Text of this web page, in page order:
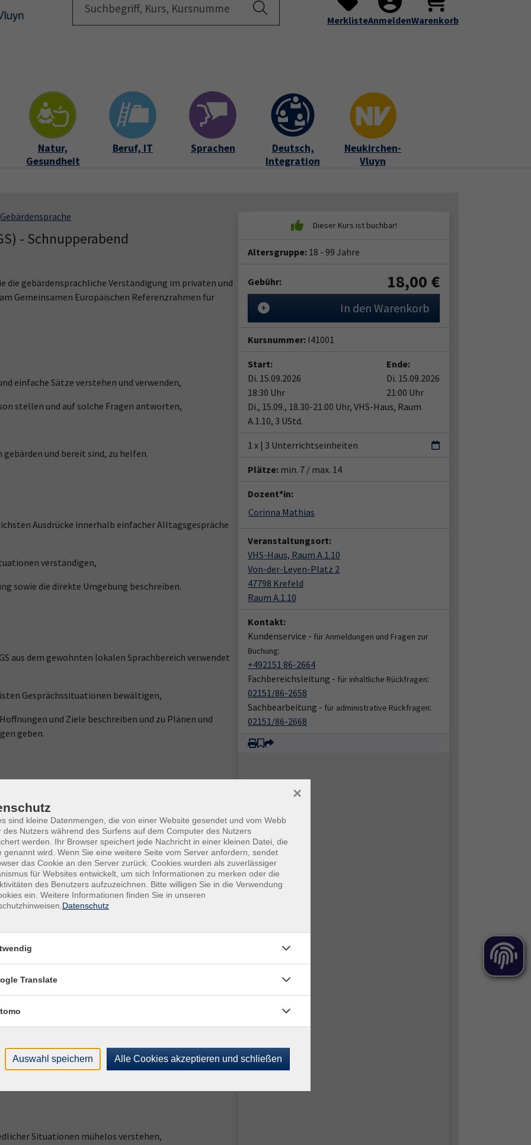
Startseite Submenu for "Programm"
Über uns Submenu for "Über uns"
Service Submenu for
MerklisteAnmeldenWarenkorb
Natur,
Gesundheit
Beruf, IT Sprachen
Deutsch,
Integration
Neukirchen-
Vluyn
Gebärdensprache
- Schnupperabend
die gebärdensprachliche Verständigung im privaten und
Gemeinsamen Europäischen Referenzrahmen für
einfache Sätze verstehen und verwenden,
stellen und auf solche Fragen antworten,
und bereit sind, zu helfen.
Ausdrücke innerhalb einfacher Alltagsgespräche
verständigen,
sowie die direkte Umgebung beschreiben.
aus dem gewohnten lokalen Sprachbereich verwendet
Gesprächssituationen bewältigen,
und Ziele beschreiben und zu Plänen und
geben.
Themen sowie Fachdiskussionen im eigenen
ein normales Gespräch mit MuttersprachlerInnen
und detailliert
eigenen Standpunkt erläutern.
längerer Texte verstehen und Bedeutungen erfassen,
erkennbar nach Gebärden suchen zu müssen - im
Sachverhalten äußern und Inhalte entsprechend
Situationen mühelos verstehen,
Altersgruppe: 18 - 99 Jahre
Gebühr: 18,00 €
In den Warenkorb
Kursnummer: I41001
Start:
Di. 15.09.2026
18:30 Uhr
Ende:
Di. 15.09.2026
21:00 Uhr
Di., 15.09., 18.30-21.00 Uhr, VHS-Haus, Raum
A.1.10, 3 UStd.
1 x | 3 Unterrichtseinheiten
Plätze: min. 7 / max. 14
Dozent*in:
Corinna Mathias
Veranstaltungsort:
VHS-Haus, Raum A.1.10
Von-der-Leyen-Platz 2
47798 Krefeld
Raum A.1.10
Kontakt:
Kundenservice - für Anmeldungen und Fragen zur
Buchung:
+492151 86-2664
Fachbereichsleitung - für inhaltliche Rückfragen:
02151/86-2658
Sachbearbeitung - für administrative Rückfragen:
02151/86-2668
sind kleine Datenmengen, die von einer Website gesendet und vom Webb
des Nutzers während des Surfens auf dem Computer des Nutzers
werden. Ihr Browser speichert jede Nachricht in einer kleinen Datei, die
genannt wird. Wenn Sie eine weitere Seite vom Server anfordern, sendet
das Cookie an den Server zurück. Cookies wurden als zuverlässiger
für Websites entwickelt, um sich Informationen zu merken oder die
des Benutzers aufzuzeichnen. Bitte willigen Sie in die Verwendung
ein. Weitere Informationen finden Sie in unseren
Datenschutz
×
Translate
Auswahl speichern Alle Cookies akzeptieren und schließen